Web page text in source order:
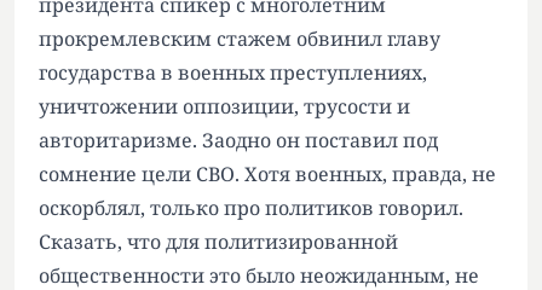
прокремлевским стажем обвинил главу
государства в военных преступлениях,
уничтожении оппозиции, трусости и
авторитаризме. Заодно он поставил под
сомнение цели СВО. Хотя военных, правда, не
оскорблял, только про политиков говорил.
Сказать, что для политизированной
общественности это было неожиданным, не